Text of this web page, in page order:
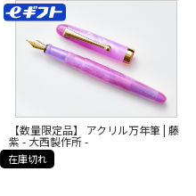
語ってくれた大西さん。
週休2日制が当たり前となった今で
信じられないような厳しい環境です
当時はそれが普通のことでした。
若かりし大西さんは、
ここでしっかりと
万年筆づくりの基礎を学びます。
その後、価格競争や素材の変化など
様々な転換期を乗り越え、
65歳で大きな転機が訪れます。
続きは、Webの取材記でご覧くださ
い！
【数量限定品】 アクリル万年筆 | 藤
紫 - 大西製作所 -
在庫切れ